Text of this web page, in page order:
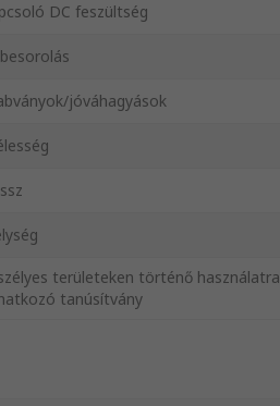
DC feszültség
jóváhagyások
területeken történő használatra
tanúsítvány